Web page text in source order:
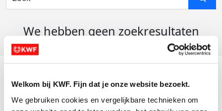
Welkom bij KWF. Fijn dat je onze website bezoekt.
We gebruiken cookies en vergelijkbare technieken om
We hebben geen zoekresultaten
Actiematerialen
Evenementen